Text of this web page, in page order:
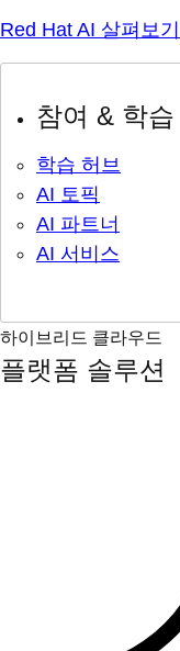
Red Hat AI 살펴보기
참여 & 학습
학습 허브
AI 토픽
AI 파트너
AI 서비스
하이브리드 클라우드
플랫폼 솔루션